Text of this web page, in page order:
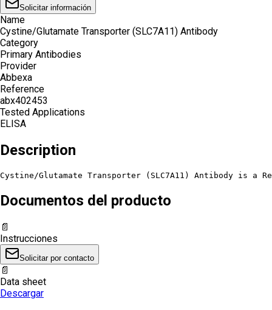
Solicitar información
Name
Cystine/Glutamate Transporter (SLC7A11) Antibody
Category
Primary Antibodies
Provider
Abbexa
Reference
abx402453
Tested Applications
ELISA
Description
Cystine/Glutamate Transporter (SLC7A11) Antibody is a
Documentos del producto
📄
Instrucciones
Solicitar por contacto
📄
Data sheet
Descargar